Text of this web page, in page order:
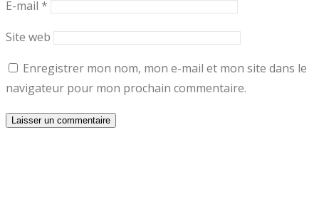
E-mail *
Site web
Enregistrer mon nom, mon e-mail et mon site dans le
navigateur pour mon prochain commentaire.